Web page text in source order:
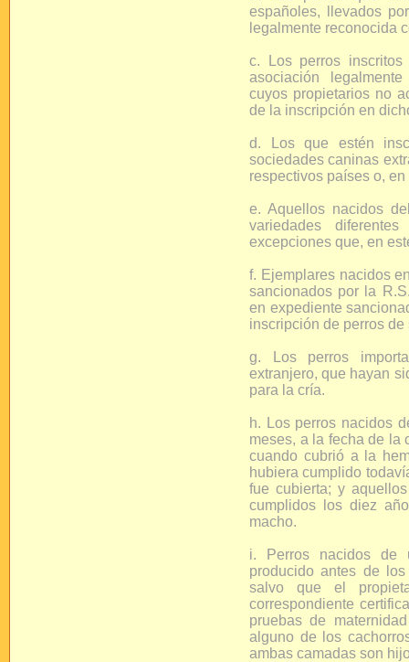
españoles, llevados
legalmente reconocida
c. Los perros
asociación
cuyos propietarios no
de la inscripción en
d. Los que estén
sociedades caninas
respectivos países o,
e. Aquellos nacidos
variedades
excepciones que, en
f. Ejemplares nacidos
sancionados por la
en expediente
inscripción de perros
g. Los perros
extranjero, que hayan
para la cría.
h. Los perros nacidos
meses, a la fecha de la
cuando cubrió a la
hubiera cumplido
fue cubierta; y
cumplidos los diez
macho.
i. Perros nacidos de
producido antes de
salvo que el
correspondiente
pruebas de
alguno de los
ambas camadas son